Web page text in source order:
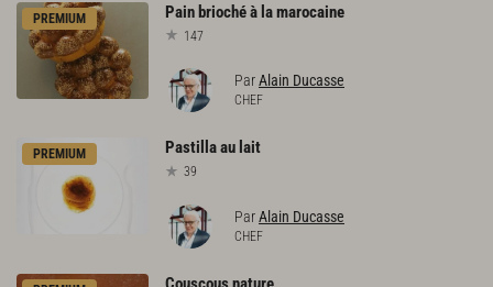
PREMIUM Pain briochéà lamarocaine
147
ParAlain Ducasse
CHEF
PREMIUM Pastillaau lait
39
ParAlain Ducasse
CHEF